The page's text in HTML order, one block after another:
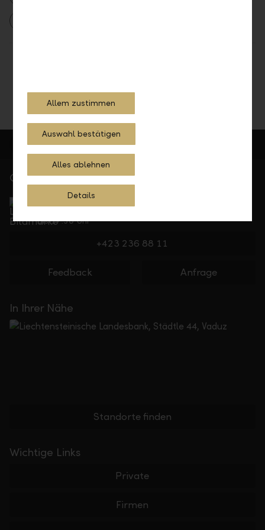
Gerne für Sie da
Service Direkt
Telefonisch erreichbar von Montag bis Freitag, 08.00
bis 17.30 Uhr
+423 236 88 11
Feedback Anfrage
In Ihrer Nähe
Standorte finden
Wichtige Links
Private
Firmen
Allem zustimmen
Auswahl bestätigen
Alles ablehnen
Details